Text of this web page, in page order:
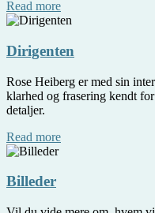
Read more
Dirigenten
Rose Heiberg er med sin
klarhed og frasering kendt
detaljer.
Read more
Billeder